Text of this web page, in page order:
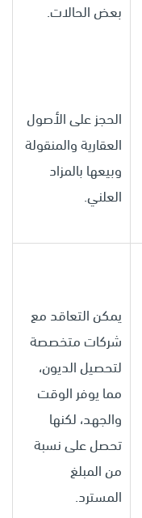
بعض الحالات.
الحجز على الأصول
العقارية والمنقولة
وبيعها بالمزاد
العلني.
يمكن التعاقد مع
شركات متخصصة
لتحصيل الديون،
مما يوفر الوقت
والجهد، لكنها
تحصل على نسبة
من المبلغ
المسترد.